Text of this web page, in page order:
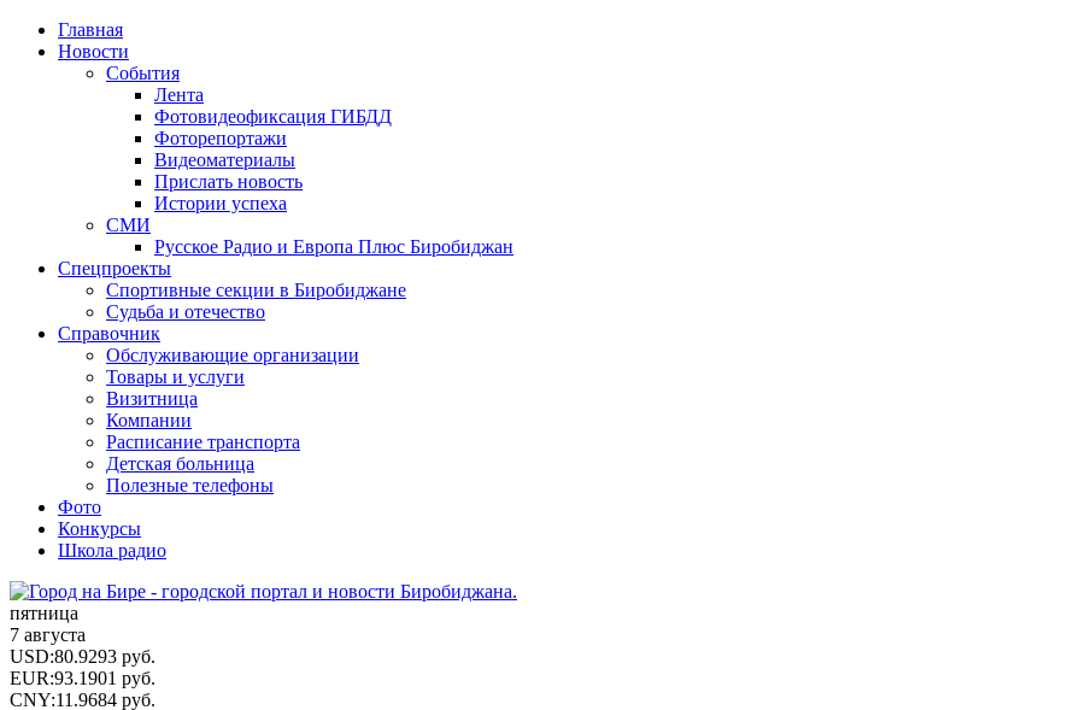
Главная
Новости
События
Лента
Фотовидеофиксация ГИБДД
Фоторепортажи
Видеоматериалы
Прислать новость
Истории успеха
СМИ
Русское Радио и Европа Плюс Биробиджан
Спецпроекты
Спортивные секции в Биробиджане
Судьба и отечество
Справочник
Обслуживающие организации
Товары и услуги
Визитница
Компании
Расписание транспорта
Детская больница
Полезные телефоны
Фото
Конкурсы
Школа радио
пятница
7 августа
USD:80.9293 руб.
EUR:93.1901 руб.
CNY:11.9684 руб.